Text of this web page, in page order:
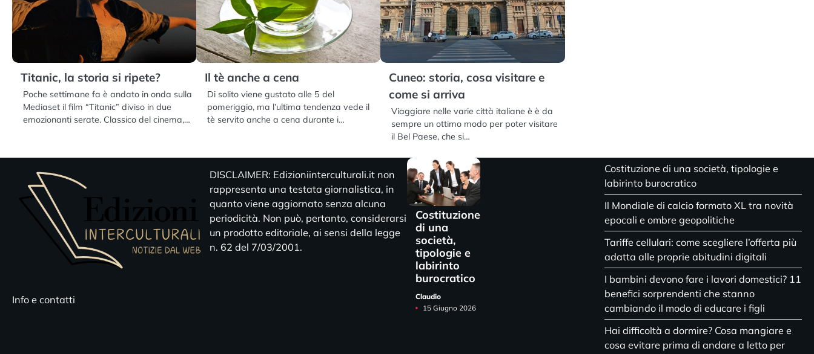
Titanic, la storia si ripete?
Poche settimane fa è andato in onda sulla
Mediaset il film “Titanic” diviso in due
emozionanti serate. Classico del cinema,…
Il tè anche a cena
Di solito viene gustato alle 5 del
pomeriggio, ma l’ultima tendenza vede il
tè servito anche a cena durante i…
Cuneo: storia, cosa visitare e
come si arriva
Viaggiare nelle varie città italiane è è da
sempre un ottimo modo per poter visitare
il Bel Paese, che si…
Info e contatti
DISCLAIMER: Edizioniinterculturali.it non
rappresenta una testata giornalistica, in
quanto viene aggiornato senza alcuna
periodicità. Non può, pertanto, considerarsi
un prodotto editoriale, ai sensi della legge
n. 62 del 7/03/2001.
Costituzione
di una
società,
tipologie e
labirinto
burocratico
Claudio
15 Giugno 2026
Costituzione di una società, tipologie e
labirinto burocratico
Il Mondiale di calcio formato XL tra novità
epocali e ombre geopolitiche
Tariffe cellulari: come scegliere l’offerta più
adatta alle proprie abitudini digitali
I bambini devono fare i lavori domestici? 11
benefici sorprendenti che stanno
cambiando il modo di educare i figli
Hai difficoltà a dormire? Cosa mangiare e
cosa evitare prima di andare a letto per